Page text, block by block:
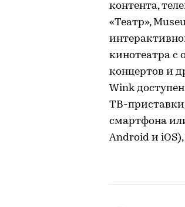
контента,
«Театр»,
кинотеатра с
концертов и
Wink
ТВ-
смартфона
Android и